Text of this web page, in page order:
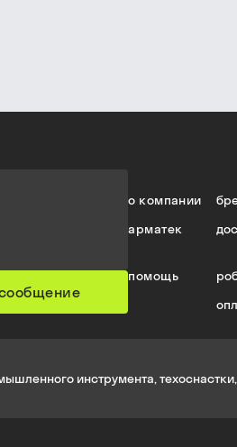
о компании
арматек
помощь
инструмента,